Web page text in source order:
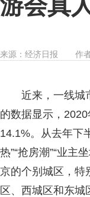
游会真
来源： 经济日报 作
近来，一线城
的数据显示，
14.1%。从去年下
热”“抢房潮”“业主
京的个别城区，特
区、西城区和东城